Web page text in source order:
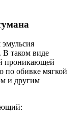
В таком виде
проникающей
по обивке мягкой
и другим